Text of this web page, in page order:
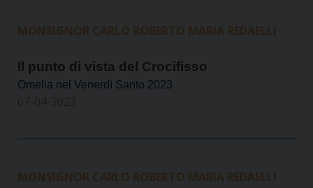
MONSIGNOR CARLO ROBERTO MARIA REDAELLI
Il punto di vista del Crocifisso
Omelia nel Venerdì Santo 2023
MONSIGNOR CARLO ROBERTO MARIA REDAELLI